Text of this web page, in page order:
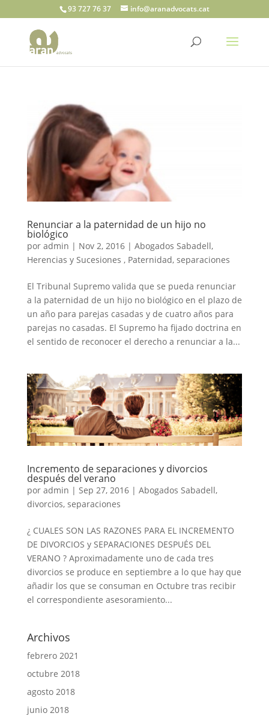
93 727 76 37 info@aranadvocats.cat
Renunciar a la paternidad de un hijo no
biológico
por admin | Nov 2, 2016| Abogados Sabadell,
Herencias y Sucesiones , Paternidad, separaciones
El Tribunal Supremo valida que se pueda renunciar
a la paternidad de un hijo no biológico en el plazo de
un año para parejas casadas y de cuatro años para
parejas no casadas. El Supremo ha fijado doctrina en
el sentido de reconocer el derecho a renunciar a la...
Incremento de separaciones y divorcios
después del verano
por admin | Sep 27, 2016| Abogados Sabadell,
divorcios, separaciones
¿ CUALES SON LAS RAZONES PARA EL INCREMENTO
DE DIVORCIOS y SEPARACIONES DESPUÉS DEL
VERANO ? Aproximadamente uno de cada tres
divorcios se produce en septiembre a lo que hay que
añadir los que se consuman en Octubre tras recibir
el correspondiente asesoramiento...
Archivos
febrero 2021
octubre 2018
agosto 2018
junio 2018